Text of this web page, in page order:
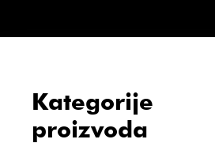
Kategorije
proizvoda